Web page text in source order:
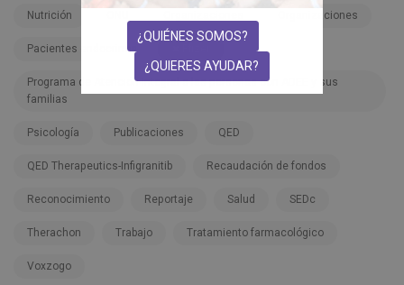
Nutrición Organizaciones
Pacientes endocrinos
Programa de Atención Integral a las personas con ADEE y sus
familias
Psicología Publicaciones QED
QED Therapeutics-Infigranitib Recaudación de fondos
Reconocimiento Reportaje Salud SEDc
Therachon Trabajo Tratamiento farmacológico
Voxzogo
¿QUIÉNES SOMOS?
¿QUIERES AYUDAR?